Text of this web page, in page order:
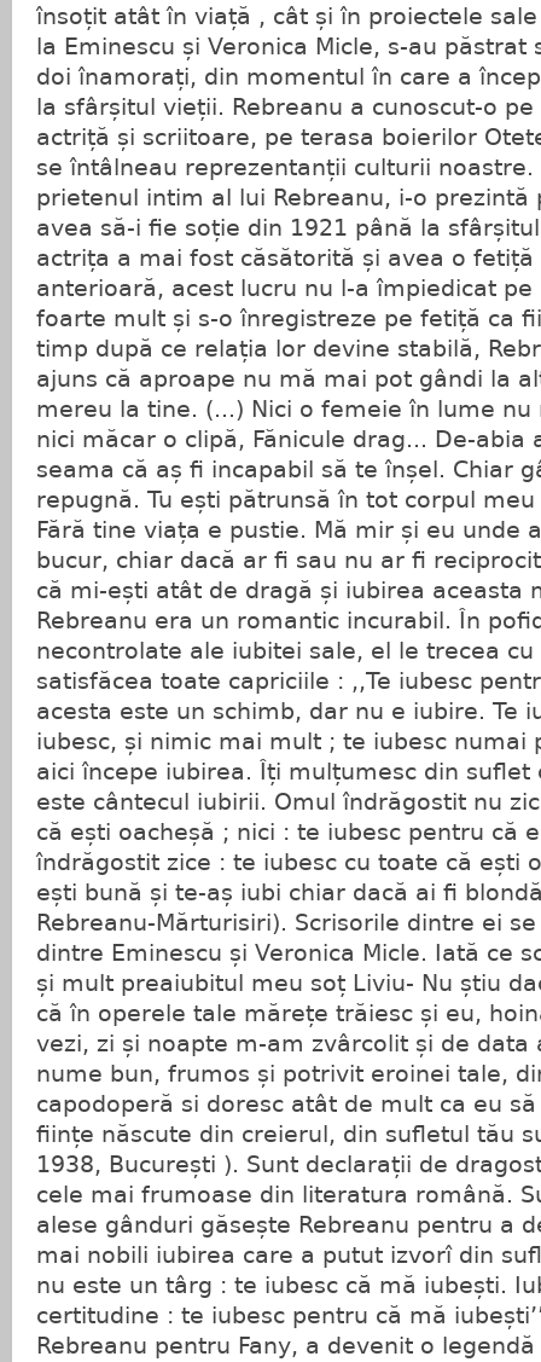
însoțit atât în viață , cât și în proiectele
la Eminescu și Veronica Micle, s-au
doi înamorați, din momentul în care a
la sfârșitul vieții. Rebreanu a cunoscut-o
actriță și scriitoare, pe terasa boierilor
se întâlneau reprezentanții culturii noastre.
prietenul intim al lui Rebreanu, i-o prezintă
avea să-i fie soție din 1921 până la
actrița a mai fost căsătorită și avea o
anterioară, acest lucru nu l-a împiedicat pe
foarte mult și s-o înregistreze pe fetiță ca
timp după ce relația lor devine stabilă,
ajuns că aproape nu mă mai pot gândi la
mereu la tine. (...) Nici o femeie în lume
nici măcar o clipă, Fănicule drag... De-abia
seama că aș fi incapabil să te înșel. Chiar
repugnă. Tu ești pătrunsă în tot corpul
Fără tine viața e pustie. Mă mir și eu unde
bucur, chiar dacă ar fi sau nu ar fi
că mi-ești atât de dragă și iubirea aceasta
Rebreanu era un romantic incurabil. În
necontrolate ale iubitei sale, el le trecea
satisfăcea toate capriciile : ,,Te iubesc
acesta este un schimb, dar nu e iubire. Te
iubesc, și nimic mai mult ; te iubesc numai
aici începe iubirea. Îți mulțumesc din suflet
este cântecul iubirii. Omul îndrăgostit nu
că ești oacheșă ; nici : te iubesc pentru că
îndrăgostit zice : te iubesc cu toate că ești
ești bună și te-aș iubi chiar dacă ai fi
Rebreanu-Mărturisiri). Scrisorile dintre ei
dintre Eminescu și Veronica Micle. Iată ce
și mult preaiubitul meu soț Liviu- Nu știu
că în operele tale mărețe trăiesc și eu,
vezi, zi și noapte m-am zvârcolit și de data
nume bun, frumos și potrivit eroinei tale,
capodoperă si doresc atât de mult ca eu
ființe născute din creierul, din sufletul tău
1938, București ). Sunt declarații de
cele mai frumoase din literatura română.
alese gânduri găsește Rebreanu pentru a
mai nobili iubirea care a putut izvorî din
nu este un târg : te iubesc că mă iubești.
certitudine : te iubesc pentru că mă
Rebreanu pentru Fany, a devenit o